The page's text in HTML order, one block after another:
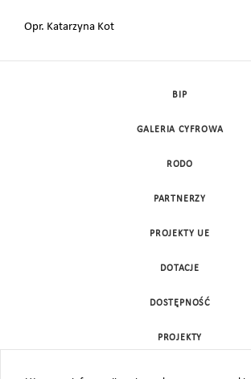
Opr. Katarzyna Kot
BIP
GALERIA CYFROWA
RODO
PARTNERZY
PROJEKTY UE
DOTACJE
DOSTĘPNOŚĆ
PROJEKTY